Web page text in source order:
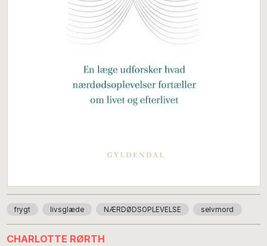
frygt livsglæde NÆRDØDSOPLEVELSE selvmord
CHARLOTTE RØRTH